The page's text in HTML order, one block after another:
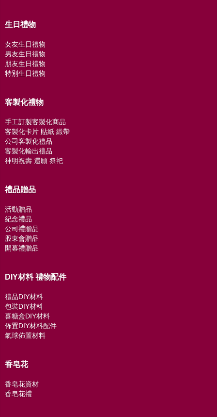
生日禮物
女友生日禮物
男友生日禮物
朋友生日禮物
特別生日禮物
客製化禮物
手工訂製客製化商品
客製化卡片 貼紙 緞帶
公司客製化禮品
客製化輸出禮品
神明祝壽 還願 祭祀
禮品贈品
活動贈品
紀念禮品
公司禮贈品
股東會贈品
開幕禮贈品
DIY材料 禮物配件
禮品DIY材料
包裝DIY材料
喜糖盒DIY材料
佈置DIY材料配件
氣球佈置材料
香皂花
香皂花資材
香皂花禮